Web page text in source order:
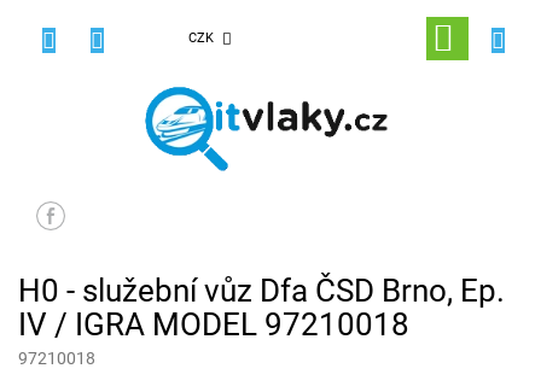
CZK
NÁKUPNÍ
KOŠÍK
H0 - služební vůz Dfa ČSD Brno, Ep.
IV / IGRA MODEL 97210018
97210018